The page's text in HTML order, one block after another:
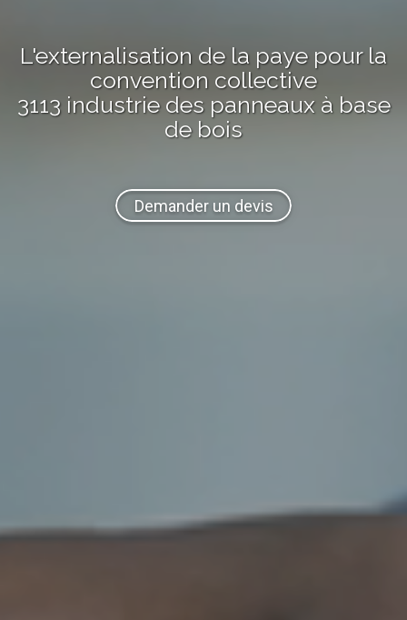
L'externalisation de la paye pour la
convention collective
3113 industrie des panneaux à base
de bois
Demander un devis